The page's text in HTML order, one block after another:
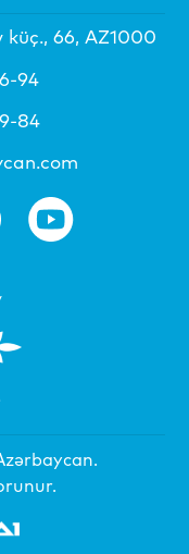
küç., 66, AZ1000
94
84
.